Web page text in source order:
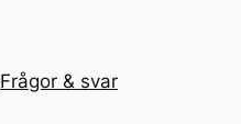
Frågor & svar